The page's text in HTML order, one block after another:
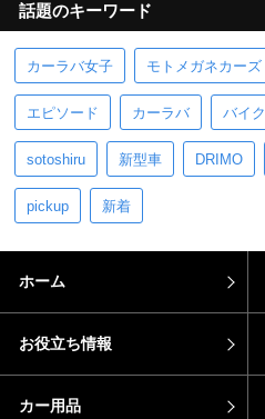
話題のキーワード
カーラバ女子 モトメガネカーズ
エピソード カーラバ バイク
sotoshiru 新型車 DRIMO
pickup 新着
ホーム
お役立ち情報
カー用品